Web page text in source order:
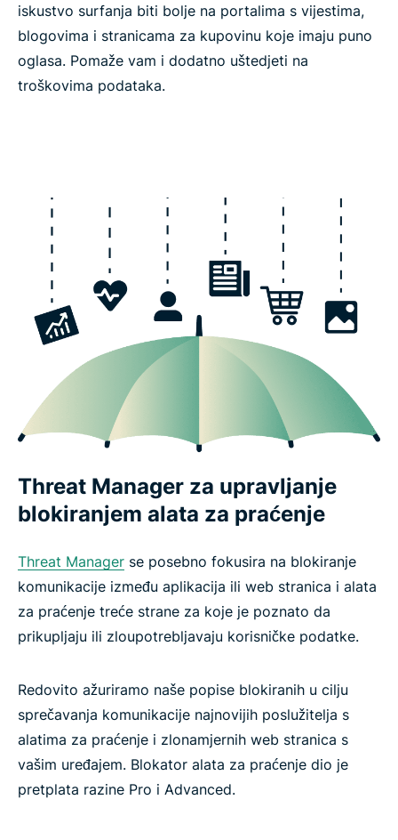
iskustvo surfanja biti bolje na portalima s vijestima,
blogovima i stranicama za kupovinu koje imaju puno
oglasa. Pomaže vam i dodatno uštedjeti na
troškovima podataka.
Threat Manager za upravljanje
blokiranjem alata za praćenje
Threat Manager se posebno fokusira na blokiranje
komunikacije između aplikacija ili web stranica i alata
za praćenje treće strane za koje je poznato da
prikupljaju ili zloupotrebljavaju korisničke podatke.
Redovito ažuriramo naše popise blokiranih u cilju
sprečavanja komunikacije najnovijih poslužitelja s
alatima za praćenje i zlonamjernih web stranica s
vašim uređajem. Blokator alata za praćenje dio je
pretplata razine Pro i Advanced.